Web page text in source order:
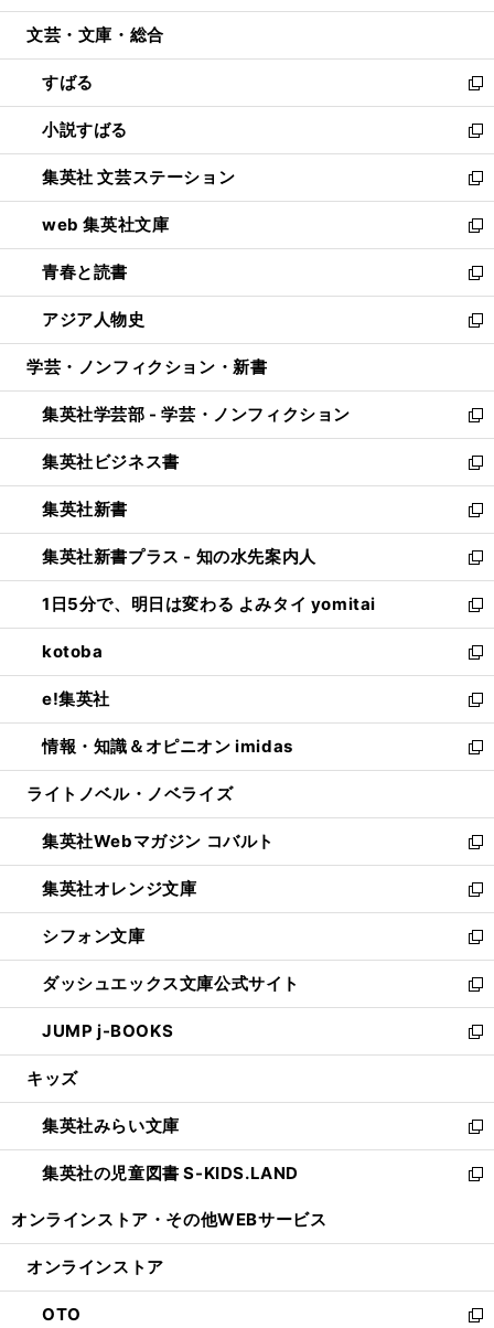
開
ウ
開
く
ン
ウ
で
開
く
ウ
ン
ド
ウ
で
開
く
文芸・文庫・総合
すばる
新
し
い
ウ
ィ
ン
ド
ウ
で
開
く
小説すばる
新
し
い
ウ
ィ
ン
ド
ウ
で
開
集英社 文芸ステーション
新
し
い
ウ
ィ
ン
ド
ウ
開
く
web 集英社文庫
新
し
い
ウ
ィ
ン
ウ
で
開
く
青春と読書
新
し
い
ウ
ン
ド
ウ
で
開
く
アジア人物史
新
し
ウ
ィ
ン
ド
ウ
で
開
く
学芸・ノンフィクション・新書
集英社学芸部 - 学芸・ノンフィクション
新
し
い
ウ
ィ
ン
ド
ウ
で
開
く
集英社ビジネス書
新
し
い
ウ
ィ
ン
ド
ウ
で
開
く
集英社新書
新
し
い
ウ
ィ
ン
ド
ウ
で
開
く
集英社新書プラス - 知の水先案内人
新
し
い
ウ
ィ
ン
ド
ウ
で
開
1日5分で、明日は変わる よみタイ yomitai
新
し
い
ウ
ィ
ン
ド
ウ
開
く
kotoba
新
し
い
ウ
ィ
ン
ウ
で
開
く
e!集英社
新
し
い
ウ
ン
ド
ウ
で
開
く
情報・知識＆オピニオン imidas
新
し
ウ
ィ
ン
ド
ウ
で
開
く
ライトノベル・ノベライズ
集英社Webマガジン コバルト
新
し
い
ウ
ィ
ン
ド
ウ
で
開
集英社オレンジ文庫
新
し
い
ウ
ィ
ン
ド
ウ
開
く
シフォン文庫
新
し
い
ウ
ィ
ン
ウ
で
開
く
ダッシュエックス文庫公式サイト
新
し
い
ウ
ン
ド
ウ
で
JUMP j-BOOKS
新
し
ウ
ィ
ン
ド
開
キッズ
集英社みらい文庫
新
し
い
ン
ウ
で
集英社の児童図書 S-KIDS.LAND
新
ウ
ン
ド
オンラインストア・ その他WEBサービス
オンラインストア
OTO
新